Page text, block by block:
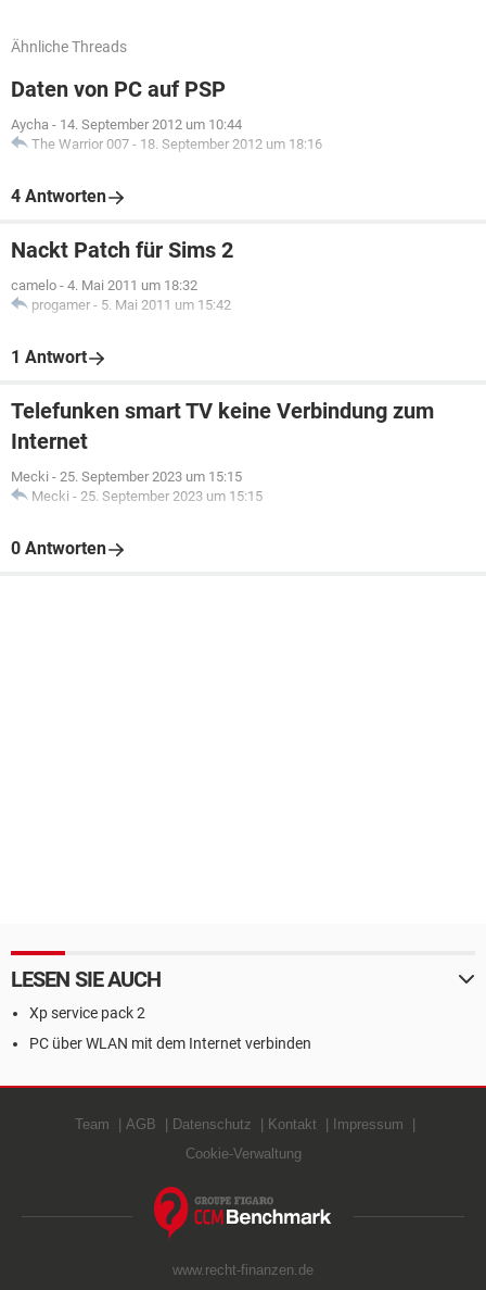
Ähnliche Threads
Daten von PC auf PSP
Aycha - 14. September 2012 um 10:44
The Warrior 007 - 18. September 2012 um 18:16
4 Antworten
Nackt Patch für Sims 2
camelo - 4. Mai 2011 um 18:32
progamer - 5. Mai 2011 um 15:42
1 Antwort
Telefunken smart TV keine Verbindung zum
Internet
Mecki - 25. September 2023 um 15:15
Mecki - 25. September 2023 um 15:15
0 Antworten
LESEN SIE AUCH
Xp service pack 2
PC über WLAN mit dem Internet verbinden
Team AGB Datenschutz Kontakt
Impressum
Cookie-Verwaltung
www.recht-finanzen.de